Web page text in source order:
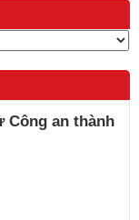
Công an thành